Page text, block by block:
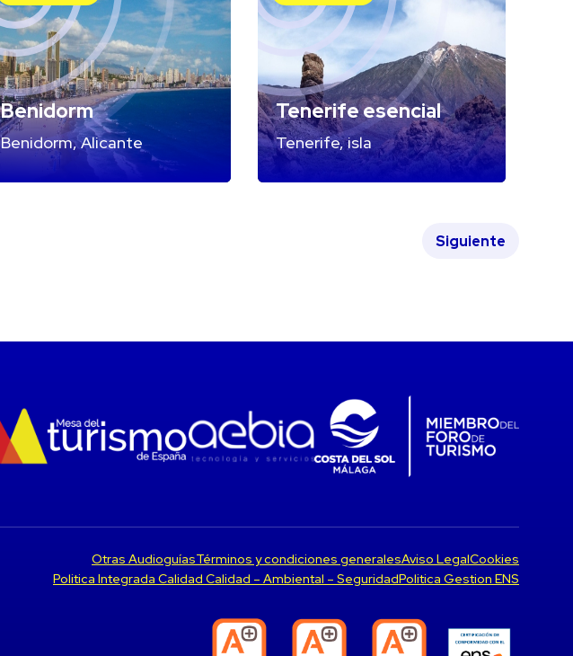
Benidorm
Benidorm, Alicante
Tenerife esencial
Tenerife, isla
Siguiente
Otras AudioguíasTérminos y condiciones generalesAviso LegalCookies
Politica Integrada Calidad Calidad – Ambiental – SeguridadPolitica Gestion ENS